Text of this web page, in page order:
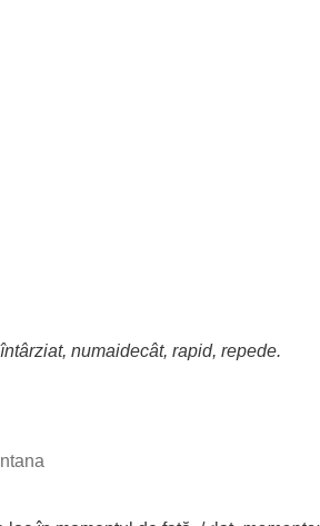
, numaidecât, rapid, repede.